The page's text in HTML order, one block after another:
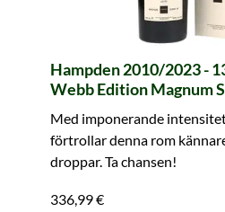
Hampden 2010/2023 -
Webb Edition Magnum
Med imponerande
förtrollar denna rom
droppar. Ta chansen!
336,99 €